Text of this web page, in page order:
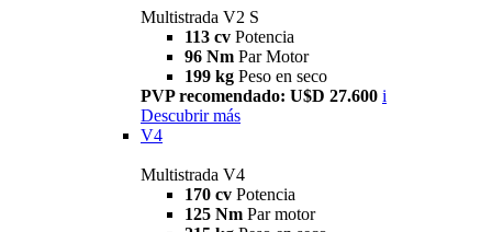
Multistrada V2 S
113 cv Potencia
96 Nm Par Motor
199 kg Peso en seco
PVP recomendado: U$D 27.600 i
Descubrir más
V4
Multistrada V4
170 cv Potencia
125 Nm Par motor